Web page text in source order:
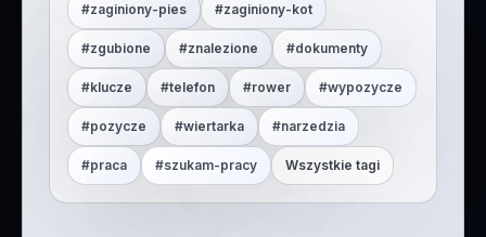
#zaginiony-pies #zaginiony-kot
#zgubione #znalezione #dokumenty
#klucze #telefon #rower #wypozycze
#pozycze #wiertarka #narzedzia
#praca #szukam-pracy Wszystkie tagi